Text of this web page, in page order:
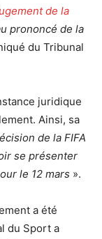
de la
prononcé de la
du Tribunal
juridique
Ainsi, sa
de la FIFA
se présenter
le 12 mars ».
a été
du Sport a